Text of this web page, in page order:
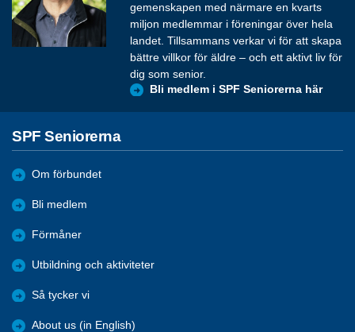
gemenskapen med närmare en kvarts
miljon medlemmar i föreningar över hela
landet. Tillsammans verkar vi för att skapa
bättre villkor för äldre – och ett aktivt liv för
dig som senior.
Bli medlem i SPF Seniorerna här
SPF Seniorerna
Om förbundet
Bli medlem
Förmåner
Utbildning och aktiviteter
Så tycker vi
About us (in English)